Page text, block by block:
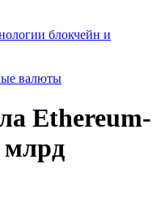
блокчейн и
валюты
Ethereum-
млрд